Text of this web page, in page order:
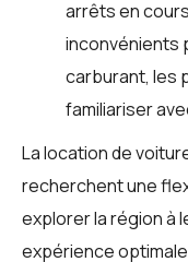
arrêts en
inconvénients
carburant, les
familiariser
La location de
recherchent une
explorer la région à
expérience